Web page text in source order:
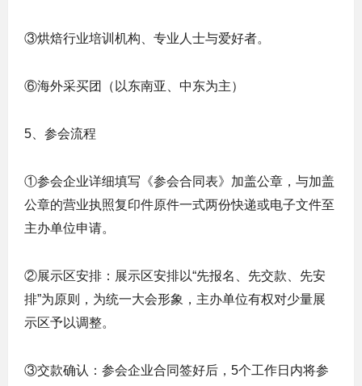
③烘焙行业培训机构、专业人士与爱好者。
⑥海外采买团（以东南亚、中东为主）
5、参会流程
①参会企业详细填写《参会合同表》加盖公章，与加盖
公章的营业执照复印件原件一式两份快递或电子文件至
主办单位申请。
②展示区安排：展示区安排以“先报名、先交款、先安
排”为原则，为统一大会形象，主办单位有权对少量展
示区予以调整。
③交款确认：参会企业合同签好后，5个工作日内将参